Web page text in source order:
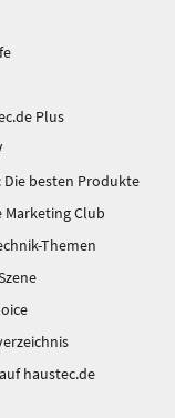
Plus
Die besten Produkte
Marketing Club
Themen
haustec.de